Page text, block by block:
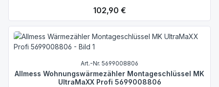
Regulärer Preis:
102,90 €
Art.-Nr. 5699008806
Allmess Wohnungswärmezähler Montageschlüssel MK
UltraMaXX Profi 5699008806